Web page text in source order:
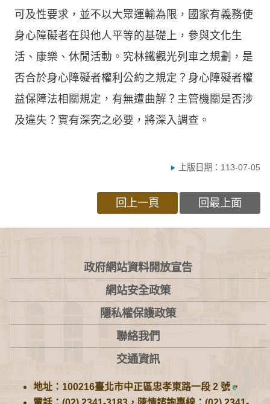
可及性要求，並不以大眾運輸為限，國家有義務使
身心障礙者在與他人平等的基礎上，參與文化生
活、康樂、休閒活動。究林鐵觀光列車之規劃，是
否合於身心障礙者權利公約之規定？身心障礙者權
益保障法相關規定，有無遭曲解？主管機關是否涉
及違失？實有深究之必要，將深入調查。
上版日期：113-07-05
回上一頁 回最上面
:::
政府網站資料開放宣告
網站安全政策
隱私權保護政策
聯絡我們
交通資訊
地址：100216臺北市中正區忠孝東路一段 2 號